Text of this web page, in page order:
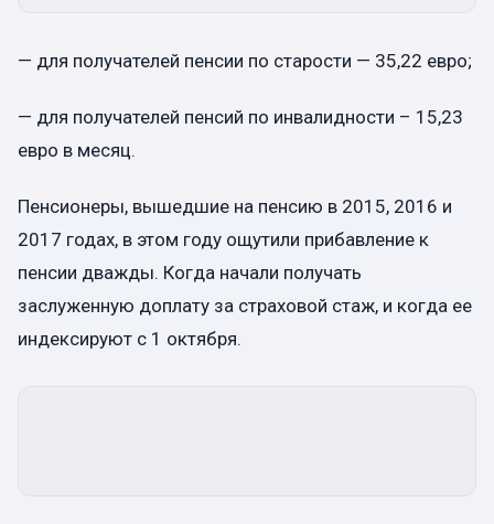
— для получателей пенсии по старости — 35,22 евро;
— для получателей пенсий по инвалидности – 15,23
евро в месяц.
Пенсионеры, вышедшие на пенсию в 2015, 2016 и
2017 годах, в этом году ощутили прибавление к
пенсии дважды. Когда начали получать
заслуженную доплату за страховой стаж, и когда ее
индексируют с 1 октября.